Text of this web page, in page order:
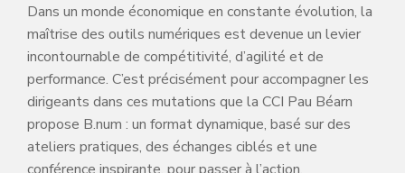
Dans un monde économique en constante évolution, la
maîtrise des outils numériques est devenue un levier
incontournable de compétitivité, d’agilité et de
performance. C’est précisément pour accompagner les
dirigeants dans ces mutations que la CCI Pau Béarn
propose B.num : un format dynamique, basé sur des
ateliers pratiques, des échanges ciblés et une